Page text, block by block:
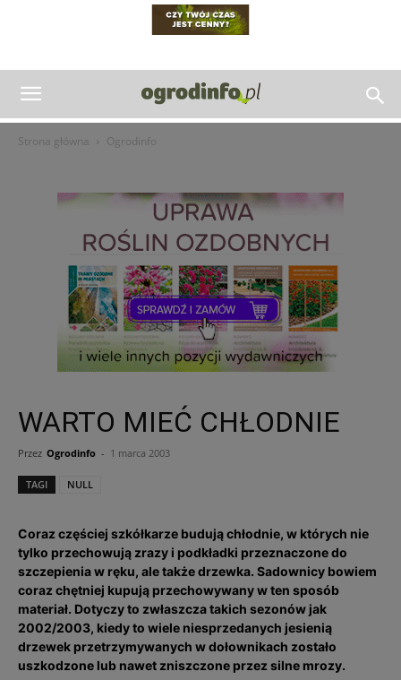
Strona główna Ogrodinfo
WARTO MIEĆ CHŁODNIE
Przez Ogrodinfo - 1 marca 2003
TAGI NULL
Coraz częściej szkółkarze budują chłodnie, w których nie
tylko przechowują zrazy i podkładki przeznaczone do
szczepienia w ręku, ale także drzewka. Sadownicy bowiem
coraz chętniej kupują przechowywany w ten sposób
materiał. Dotyczy to zwłaszcza takich sezonów jak
2002/2003, kiedy to wiele niesprzedanych jesienią
drzewek przetrzymywanych w dołownikach zostało
uszkodzone lub nawet zniszczone przez silne mrozy.